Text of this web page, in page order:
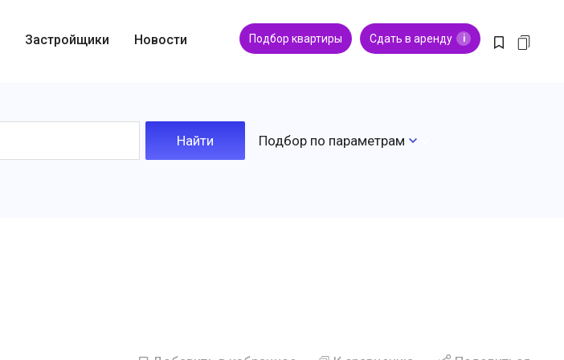
Застройщики Новости Подбор квартиры Сдать в аренду i
Подбор по параметрам